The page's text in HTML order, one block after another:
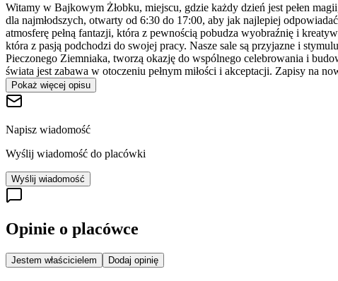
Witamy w Bajkowym Żłobku, miejscu, gdzie każdy dzień jest pełen
dla najmłodszych, otwarty od 6:30 do 17:00, aby jak najlepiej
atmosferę pełną fantazji, która z pewnością pobudza wyobraźnię i
która z pasją podchodzi do swojej pracy. Nasze sale są przyjazne i
Pieczonego Ziemniaka, tworzą okazję do wspólnego celebrowania i
świata jest zabawa w otoczeniu pełnym miłości i akceptacji. Zapisy na
Pokaż więcej opisu
Napisz wiadomość
Wyślij wiadomość do placówki
Wyślij wiadomość
Opinie o placówce
Jestem właścicielem Dodaj opinię